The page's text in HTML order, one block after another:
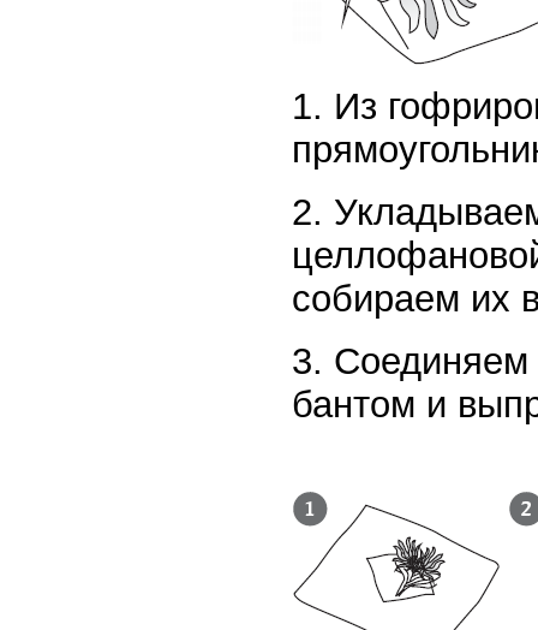
1. Из
2.
собираем их
3.
бантом и